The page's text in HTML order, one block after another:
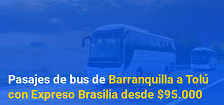
Pasajes de bus deBarranquilla a Tolú
con Expreso Brasilia desde $95.000